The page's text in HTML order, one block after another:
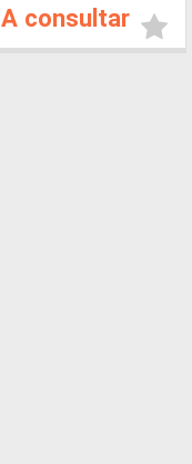
A consultar